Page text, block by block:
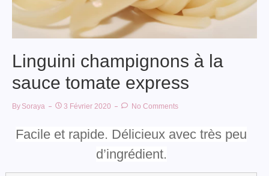
Linguini champignons à la
sauce tomate express
By Soraya 3 Février 2020 No Comments
Facile et rapide. Délicieux avec très peu
d’ingrédient.